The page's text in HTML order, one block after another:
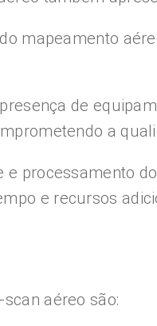
mapeamento
de
a
e processamento
e recursos
aéreo são: